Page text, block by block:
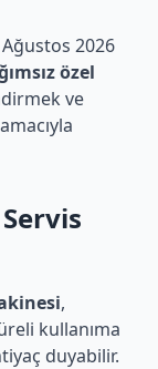
Ağustos 2026
özel
ve
,
kullanıma
duyabilir.